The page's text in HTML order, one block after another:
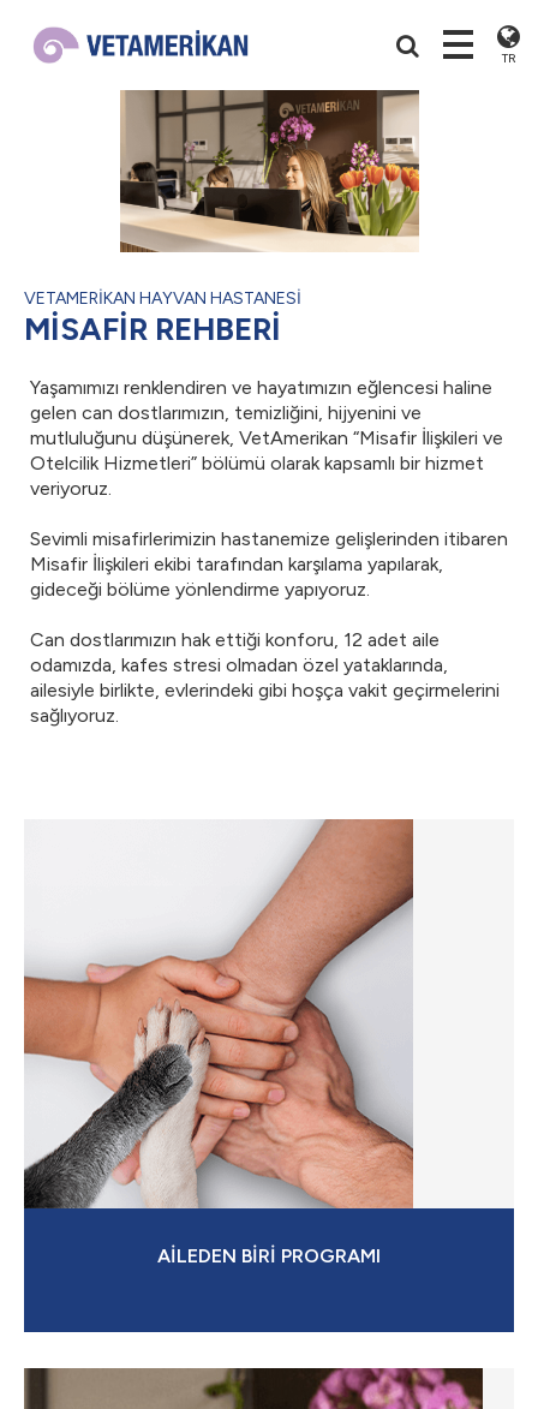
TR
VETAMERİKAN HAYVAN HASTANESİ
MİSAFİR REHBERİ
Yaşamımızı renklendiren ve hayatımızın eğlencesi haline
gelen can dostlarımızın, temizliğini, hijyenini ve
mutluluğunu düşünerek, VetAmerikan “Misafir İlişkileri ve
Otelcilik Hizmetleri” bölümü olarak kapsamlı bir hizmet
veriyoruz.
Sevimli misafirlerimizin hastanemize gelişlerinden itibaren
Misafir İlişkileri ekibi tarafından karşılama yapılarak,
gideceği bölüme yönlendirme yapıyoruz.
Can dostlarımızın hak ettiği konforu, 12 adet aile
odamızda, kafes stresi olmadan özel yataklarında,
ailesiyle birlikte, evlerindeki gibi hoşça vakit geçirmelerini
sağlıyoruz.
AİLEDEN BİRİ PROGRAMI